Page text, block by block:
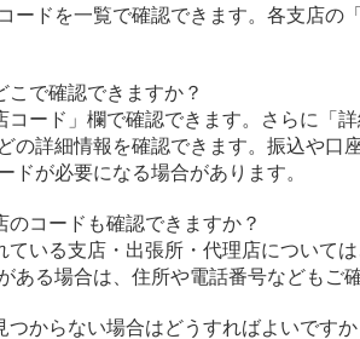
ードを一覧で確認できます。各支店の
こで確認できますか？
コード」欄で確認できます。さらに「
の詳細情報を確認できます。振込や口
ドが必要になる場合があります。
のコードも確認できますか？
ている支店・出張所・代理店について
ある場合は、住所や電話番号などもご
つからない場合はどうすればよいですか